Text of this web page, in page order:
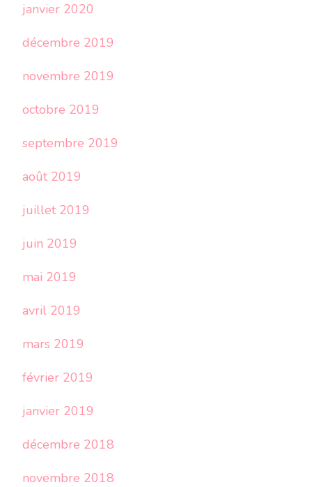
janvier 2020
décembre 2019
novembre 2019
octobre 2019
septembre 2019
août 2019
juillet 2019
juin 2019
mai 2019
avril 2019
mars 2019
février 2019
janvier 2019
décembre 2018
novembre 2018